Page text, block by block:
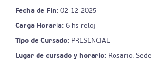
Fecha de Fin: 02-12-2025
Carga Horaria: 6 hs reloj
Tipo de Cursado: PRESENCIAL
Lugar de cursado y horario: Rosario,